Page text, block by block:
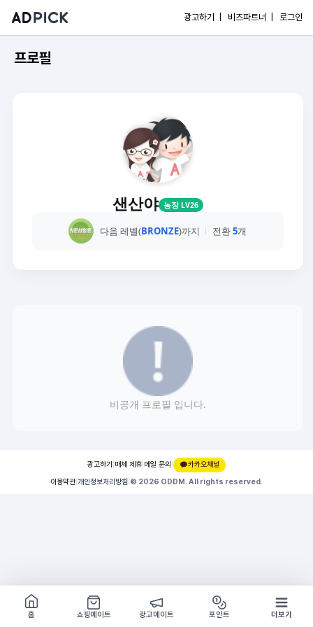
광고하기 | 비즈파트너 | 로그인
프로필
샌산야 농장 LV26
다음 레벨(BRONZE)까지 전환5개
비공개 프로필 입니다.
광고하기 매체 제휴 메일 문의 |
카카오채널
이용약관 개인정보처리방침 © 2026 ODDM. All rights reserved.
쇼핑몰 구경하기
방문시 1G
홈
쇼핑메이트 광고메이트 포인트 더보기